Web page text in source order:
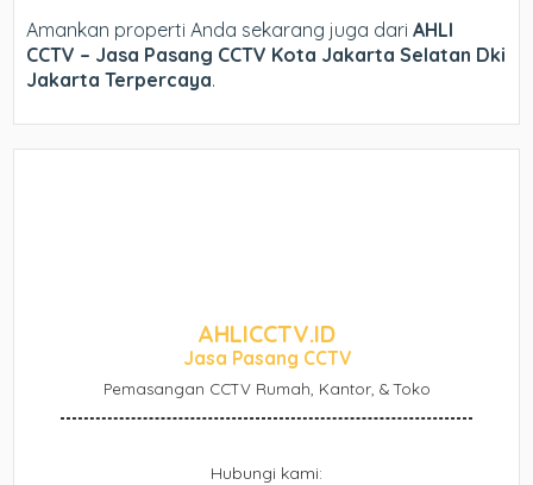
Amankan properti Anda sekarang juga dariAHLI
CCTV – Jasa Pasang CCTV Kota Jakarta Selatan Dki
Jakarta Terpercaya.
AHLICCTV.ID
Jasa Pasang CCTV
Pemasangan CCTV Rumah, Kantor, & Toko
Hubungi kami: